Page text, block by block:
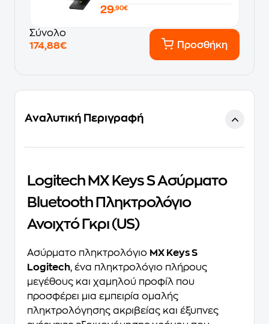
29,90€
Σύνολο
174,88€
Προσθήκη
Αναλυτική Περιγραφή
Logitech MX Keys S Ασύρματο
Bluetooth Πληκτρολόγιο
Ανοιχτό Γκρι (US)
Ασύρματο πληκτρολόγιο MX Keys S
Logitech, ένα πληκτρολόγιο πλήρους
μεγέθους και χαμηλού προφίλ που
προσφέρει μια εμπειρία ομαλής
πληκτρολόγησης ακριβείας και έξυπνες